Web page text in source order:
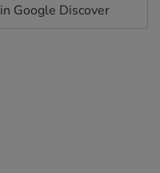
in Google Discover